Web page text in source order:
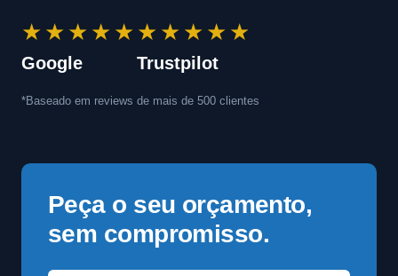
★★★★★
Google
★★★★★
Trustpilot
*Baseado em reviews de mais de 500 clientes
Peça o seu orçamento,
sem compromisso.